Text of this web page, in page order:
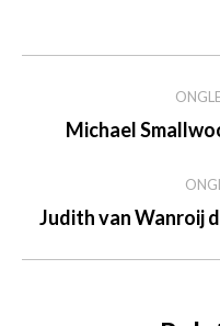
Michael
Judith van Wanroij